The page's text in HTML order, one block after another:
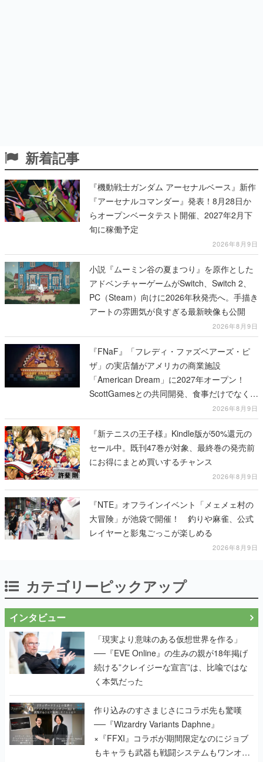
新着記事
『機動戦士ガンダム アーセナルベース』新作
『アーセナルコマンダー』発表！8月28日か
らオープンベータテスト開催、2027年2月下
旬に稼働予定
2026年8月9日
小説『ムーミン谷の夏まつり』を原作とした
アドベンチャーゲームがSwitch、Switch 2、
PC（Steam）向けに2026年秋発売へ。手描き
アートの雰囲気が良すぎる最新映像も公開
2026年8月9日
『FNaF』「フレディ・ファズベアーズ・ピ
ザ」の実店舗がアメリカの商業施設
「American Dream」に2027年オープン！
ScottGamesとの共同開発、食事だけでなくス
テージショーや没入型のホラー体験も楽しめ
る
2026年8月9日
『新テニスの王子様』Kindle版が50%還元の
セール中。既刊47巻が対象、最終巻の発売前
にお得にまとめ買いするチャンス
2026年8月9日
『NTE』オフラインイベント「メェメェ村の
大冒険」が池袋で開催！ 釣りや麻雀、公式
レイヤーと影鬼ごっこが楽しめる
2026年8月9日
カテゴリーピックアップ
インタビュー
「現実より意味のある仮想世界を作る」
──『EVE Online』の生みの親が18年掲げ
続ける”クレイジーな宣言”は、比喩ではな
く本気だった
作り込みのすさまじさにコラボ先も驚嘆
──『Wizardry Variants Daphne』
×『FFXI』コラボが期間限定なのにジョブ
もキャラも武器も戦闘システムもワンオフ